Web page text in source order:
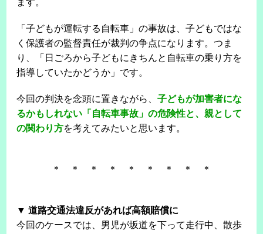
ます。
「子どもが運転する自転車」の事故は、子どもではな
く保護者の監督責任が裁判の争点になります。つま
り、「日ごろから子どもにきちんと自転車の乗り方を
指導していたかどうか」です。
今回の判決を念頭に置きながら、子どもが加害者にな
るかもしれない「自転車事故」の危険性と、親として
の関わり方を考えてみたいと思います。
＊ ＊ ＊ ＊ ＊ ＊ ＊ ＊ ＊
▼ 道路交通法違反があれば高額賠償に
今回のケースでは、男児が坂道を下って走行中、散歩